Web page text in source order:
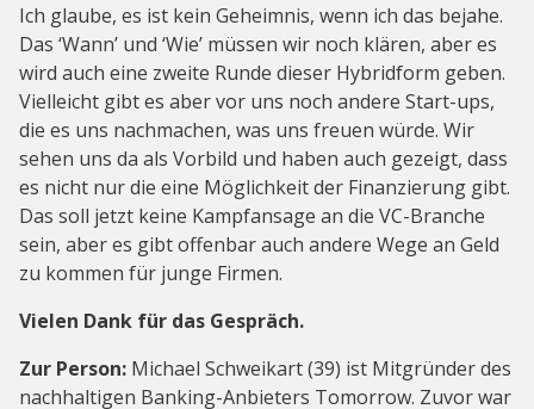
Ich glaube, es ist kein Geheimnis, wenn ich das bejahe.
Das ‘Wann’ und ‘Wie’ müssen wir noch klären, aber es
wird auch eine zweite Runde dieser Hybridform geben.
Vielleicht gibt es aber vor uns noch andere Start-ups,
die es uns nachmachen, was uns freuen würde. Wir
sehen uns da als Vorbild und haben auch gezeigt, dass
es nicht nur die eine Möglichkeit der Finanzierung gibt.
Das soll jetzt keine Kampfansage an die VC-Branche
sein, aber es gibt offenbar auch andere Wege an Geld
zu kommen für junge Firmen.
Vielen Dank für das Gespräch.
Zur Person: Michael Schweikart (39) ist Mitgründer des
nachhaltigen Banking-Anbieters Tomorrow. Zuvor war